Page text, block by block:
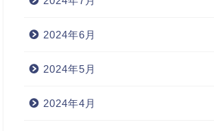
2024年6月
2024年5月
2024年4月